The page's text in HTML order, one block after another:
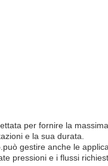
per fornire la
e la sua durata.
gestire anche le
pressioni e i flussi